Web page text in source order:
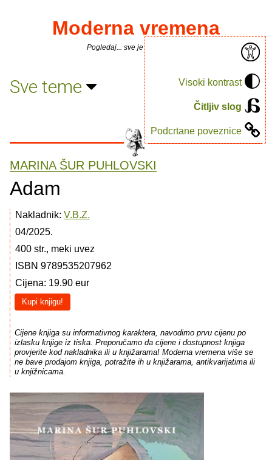
Visoki kontrast
Čitljiv slog
Podcrtane poveznice
Moderna vremena
Pogledaj... sve je puno knjiga.
Sve teme
MARINA ŠUR PUHLOVSKI
Adam
Nakladnik: V.B.Z.
04/2025.
400 str., meki uvez
ISBN 9789535207962
Cijena: 19.90 eur
Kupi knjigu!
Cijene knjiga su informativnog karaktera, navodimo prvu cijenu po
izlasku knjige iz tiska. Preporučamo da cijene i dostupnost knjiga
provjerite kod nakladnika ili u knjižarama! Moderna vremena više se
ne bave prodajom knjiga, potražite ih u knjižarama, antikvarijatima ili
u knjižnicama.